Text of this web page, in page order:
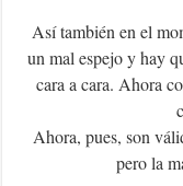
Así también en el
un mal espejo y hay
cara a cara. Ahora
Ahora, pues, son
pero la